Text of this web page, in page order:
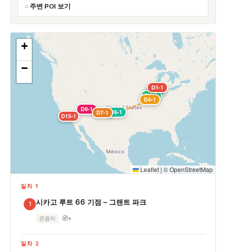
주변 POI 보기
D1-1
D2-1
D3-1
D4-1
D6-1
D7-1
D9-1
D15-1
+
−
Leaflet | ©OpenStreetMap
일차 1
1 시카고 루트 66 기점 – 그랜트 파크
관광지 🧭▾
일차 2